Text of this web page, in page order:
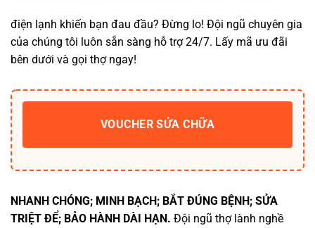
điện lạnh khiến bạn đau đầu? Đừng lo! Đội ngũ chuyên gia
của chúng tôi luôn sẵn sàng hỗ trợ 24/7. Lấy mã ưu đãi
bên dưới và gọi thợ ngay!
VOUCHER SỬA CHỮA
NHANH CHÓNG; MINH BẠCH; BẮT ĐÚNG BỆNH; SỬA
TRIỆT ĐỂ; BẢO HÀNH DÀI HẠN. Đội ngũ thợ lành nghề